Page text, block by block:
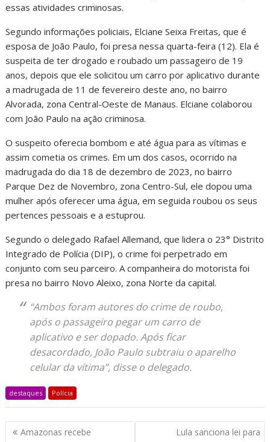
essas atividades criminosas.
Segundo informações policiais, Elciane Seixa Freitas, que é
esposa de João Paulo, foi presa nessa quarta-feira (12). Ela é
suspeita de ter drogado e roubado um passageiro de 19
anos, depois que ele solicitou um carro por aplicativo durante
a madrugada de 11 de fevereiro deste ano, no bairro
Alvorada, zona Central-Oeste de Manaus. Elciane colaborou
com João Paulo na ação criminosa.
O suspeito oferecia bombom e até água para as vítimas e
assim cometia os crimes. Em um dos casos, ocorrido na
madrugada do dia 18 de dezembro de 2023, no bairro
Parque Dez de Novembro, zona Centro-Sul, ele dopou uma
mulher após oferecer uma água, em seguida roubou os seus
pertences pessoais e a estuprou.
Segundo o delegado Rafael Allemand, que lidera o 23° Distrito
Integrado de Polícia (DIP), o crime foi perpetrado em
conjunto com seu parceiro. A companheira do motorista foi
presa no bairro Novo Aleixo, zona Norte da capital.
“Ambos foram autores do crime de roubo,
após o passageiro pegar um carro de
aplicativo e ser dopado. Após ficar
desacordado, João Paulo subtraiu o aparelho
celular da vítima”, disse o delegado.
destaques Polícia
Amazonas recebe
Lula sanciona lei para